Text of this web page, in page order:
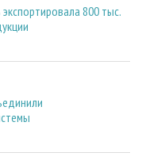
800 тыс.